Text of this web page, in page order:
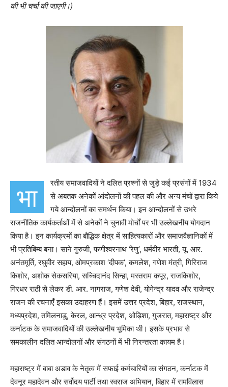
की भी चर्चा की जाएगी।)
भा
रतीय समाजवादियों ने दलित प्रश्नों से जुड़े कई प्रसंगों में 1934
से अबतक अनेकों आंदोलनों की पहल की और अन्य मंचों द्वारा किये
गये आन्दोलनों का समर्थन किया। इन आन्दोलनों से उभरे
राजनीतिक कार्यकर्ताओं में से अनेकों ने चुनावी मोर्चों पर भी उल्लेखनीय योगदान
किया है। इन कार्यक्रमों का बौद्धिक क्षेत्र में साहित्यकारों और समाजवैज्ञानिकों में
भी प्रतिबिम्ब बना। साने गुरुजी,फणीश्वरनाथ ‘रेणु’, धर्मवीर भारती,यू. आर.
अनंतमूर्ति,रघुवीर सहाय, ओमप्रकाश ‘दीपक’,कमलेश,गणेश मंत्री,गिरिराज
किशोर, अशोक सेकसरिया,सच्चिदानंद सिन्हा,मस्तराम कपूर,राजकिशोर,
गिरधर राठी से लेकर डी. आर. नागराज,गणेश देवी,योगेन्द्र यादव और राजेन्द्र
राजन की रचनाएँ इसका उदाहरण हैं। इसमें उत्तर प्रदेश,बिहार,राजस्थान,
मध्यप्रदेश,तमिलनाडु,केरल, आन्ध्र प्रदेश, ओड़िशा,गुजरात,महाराष्ट्र और
कर्नाटक के समाजवादियों की उल्लेखनीय भूमिका थी। इसके प्रभाव से
समकालीन दलित आन्दोलनों और संगठनों में भी निरन्तरता कायम है।
महाराष्ट्र में बाबा अडाव के नेतृत्व में सफाई कर्मचारियों का संगठन,कर्नाटक में
देवनूर महादेवन और सर्वोदय पार्टी तथा स्वराज अभियान,बिहार में रामविलास